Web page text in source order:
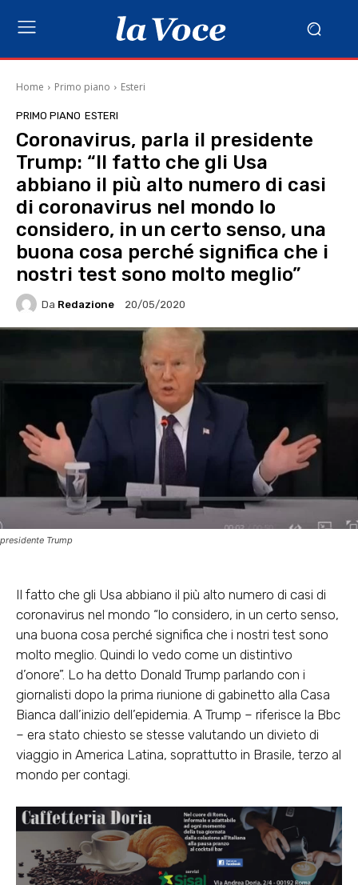
Home Primo piano Esteri
PRIMO PIANO ESTERI
Coronavirus, parla il presidente
Trump: “Il fatto che gli Usa
abbiano il più alto numero di casi
di coronavirus nel mondo lo
considero, in un certo senso, una
buona cosa perché significa che i
nostri test sono molto meglio”
Da Redazione 20/05/2020
presidente Trump
Il fatto che gli Usa abbiano il più alto numero di casi di
coronavirus nel mondo “lo considero, in un certo senso,
una buona cosa perché significa che i nostri test sono
molto meglio. Quindi lo vedo come un distintivo
d’onore”. Lo ha detto Donald Trump parlando con i
giornalisti dopo la prima riunione di gabinetto alla Casa
Bianca dall’inizio dell’epidemia. A Trump – riferisce la Bbc
– era stato chiesto se stesse valutando un divieto di
viaggio in America Latina, soprattutto in Brasile, terzo al
mondo per contagi.